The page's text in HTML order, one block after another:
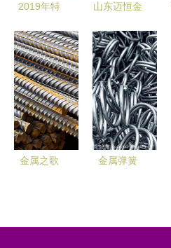
2019年特
制品市场价
格趋势与批
发渠道解析
山东迈恒金
质销钉供应
商与价格指
南
金属之歌
金属弹簧